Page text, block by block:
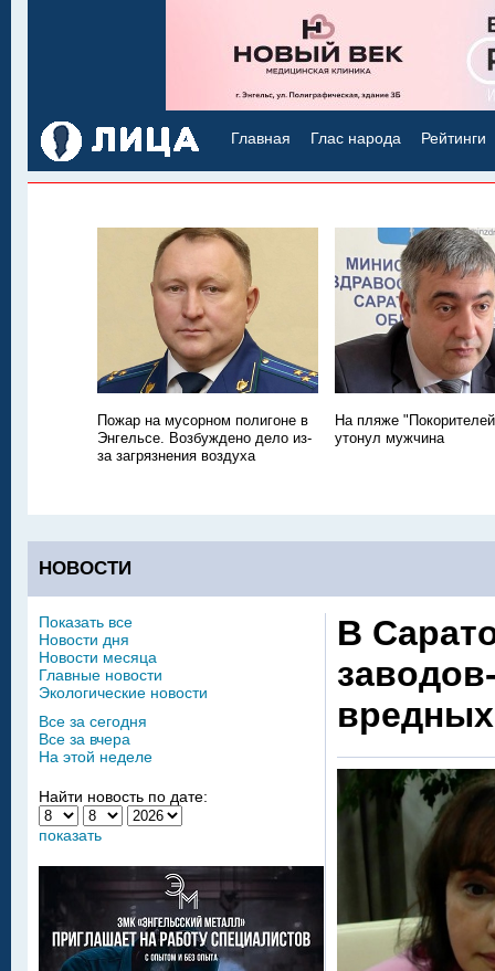
Главная Глас народа Рейтинги
Пожар на мусорном полигоне в
Энгельсе. Возбуждено дело из-
за загрязнения воздуха
На пляже
утонул мужчина
НОВОСТИ
В
Показать все
Новости дня
Новости месяца
Главные новости
Экологические новости
Все за сегодня
Все за вчера
На этой неделе
Найти новость по дате:
показать